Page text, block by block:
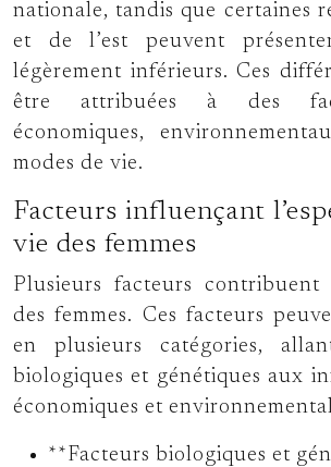
nationale, tandis que certaines
et de l’est peuvent
légèrement inférieurs. Ces
être attribuées à des
économiques,
modes de vie.
Facteurs influençant
vie des femmes
Plusieurs facteurs
des femmes. Ces facteurs
en plusieurs catégories,
biologiques et génétiques aux
économiques et
**Facteurs biologiques et